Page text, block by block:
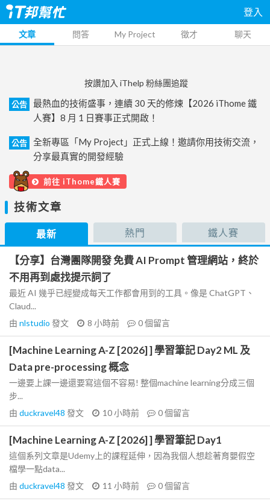
登入
文章 問答 My Project 徵才 聊天
按讚加入 iThelp 粉絲團追蹤
公告
最熱血的技術盛事，連續 30 天的修煉【2026 iThome 鐵
人賽】8 月 1 日賽事正式開啟！
公告
全新專區「My Project」正式上線！邀請你用技術交流，
分享最真實的開發經驗
前往 iThome鐵人賽
技術文章
最新 熱門 鐵人賽
【分享】台灣團隊開發 免費 AI Prompt 管理網站，終於
不用再到處找提示詞了
最近 AI 幾乎已經變成每天工作都會用到的工具。像是 ChatGPT、
Claud...
由 nlstudio 發文 8 小時前 0個留言
[Machine Learning A-Z [2026] ] 學習筆記 Day2 ML 及
Data pre-processing 概念
一邊要上課一邊還要寫這個不容易! 整個machine learning分成三個
步...
由 duckravel48 發文 10 小時前 0個留言
[Machine Learning A-Z [2026] ] 學習筆記 Day1
這個系列文章是Udemy上的課程延伸，因為我個人想趁著育嬰假空
檔學一點data...
由 duckravel48 發文 11 小時前 0個留言